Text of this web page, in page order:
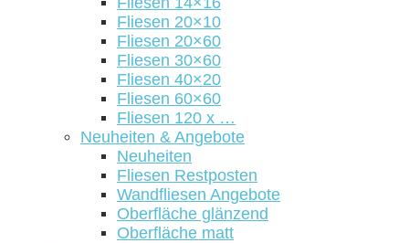
Fliesen 20×10
Fliesen 20×60
Fliesen 30×60
Fliesen 40×20
Fliesen 60×60
Fliesen 120 x …
Neuheiten & Angebote
Neuheiten
Fliesen Restposten
Wandfliesen Angebote
Oberfläche glänzend
Oberfläche matt